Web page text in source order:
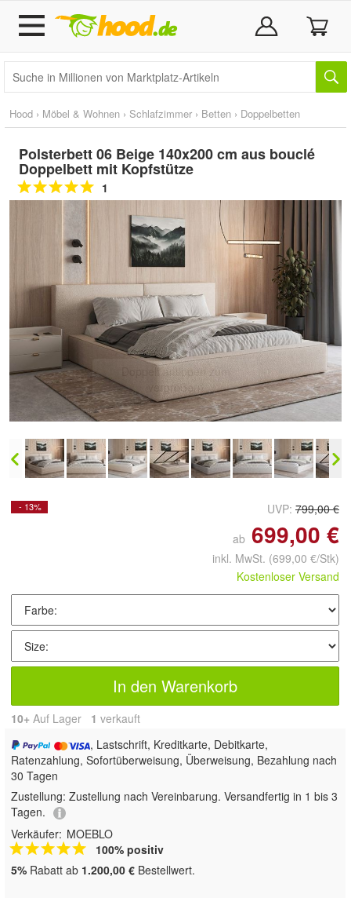
Hood › Möbel & Wohnen › Schlafzimmer › Betten › Doppelbetten
Polsterbett 06 Beige 140x200 cm aus bouclé
Doppelbett mit Kopfstütze
1
Doppelt antippen zum
vergrößern
- 13% UVP: 799,00 €
ab 699,00 €
inkl. MwSt. (699,00 €/Stk)
Kostenloser Versand
In den Warenkorb
10+ Auf Lager 1 verkauft
, Lastschrift, Kreditkarte, Debitkarte,
Ratenzahlung, Sofortüberweisung, Überweisung, Bezahlung nach
30 Tagen
Zustellung: Zustellung nach Vereinbarung. Versandfertig in 1 bis 3
Tagen.
Verkäufer: MOEBLO
100% positiv
5% Rabatt ab 1.200,00 € Bestellwert.